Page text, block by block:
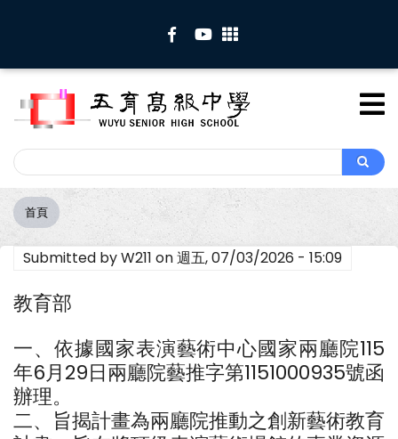
內
Search
Search
導
航
連
首頁
Submitted byW211 on週五, 07/03/2026 - 15:09
教育部
一、依據國家表演藝術中心國家兩廳院115
年6月29日兩廳院藝推字第1151000935號函
辦理。
二、旨揭計畫為兩廳院推動之創新藝術教育